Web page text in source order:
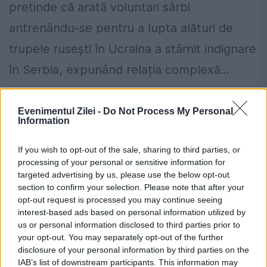
Evenimentul Zilei - Do Not Process My Personal
Information
If you wish to opt-out of the sale, sharing to third parties, or
processing of your personal or sensitive information for
targeted advertising by us, please use the below opt-out
section to confirm your selection. Please note that after your
opt-out request is processed you may continue seeing
interest-based ads based on personal information utilized by
us or personal information disclosed to third parties prior to
your opt-out. You may separately opt-out of the further
disclosure of your personal information by third parties on the
IAB’s list of downstream participants. This information may
pretinde că arată voluntari sârbi
antrenându-se pentru a lupta alături de
trupele rusești în Ucraina a stârnit indignare
în Serbia, expunând relația complexă...